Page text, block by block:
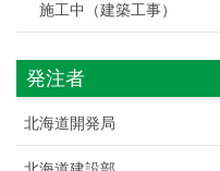
施工中（建築工事）
発注者
北海道開発局